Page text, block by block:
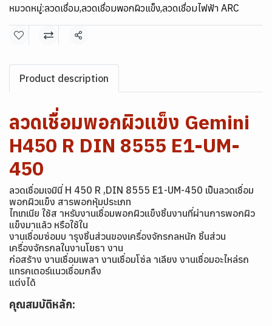
หมวดหมู่:ลวดเชื่อม,ลวดเชื่อมพอกผิวแข็ง,ลวดเชื่อมไฟฟ้า ARC
แชร์
Product description
ลวดเชื่อมพอกผิวแข็ง Gemini
H450 R DIN 8555 E1-UM-
450
ลวดเชื่อมเจมินี่ H 450 R ,DIN 8555 E1-UM-450 เป็นลวดเชื่อม
พอกผิวแข็ง สารพอกหุ้มประเภท
ไทเทเนีย ใช้ส าหรับงานเชื่อมพอกผิวแข็งชิ้นงานที่ผ่านการพอกผิว
แข็งมาแล้ว หรือใช้ใน
งานเชื่อมซ่อมบ ารุงชิ้นส่วนของเครื่องจักรกลหนัก ชิ้นส่วน
เครื่องจักรกลในงานโยธา งาน
ก่อสร้าง งานเชื่อมเพลา งานเชื่อมโซ่ล าเลียง งานเชื่อมอะไหล่รถ
แทรคเตอร์แนวเชื่อมกลึง
แต่งได้
คุณสมบัติหลัก: